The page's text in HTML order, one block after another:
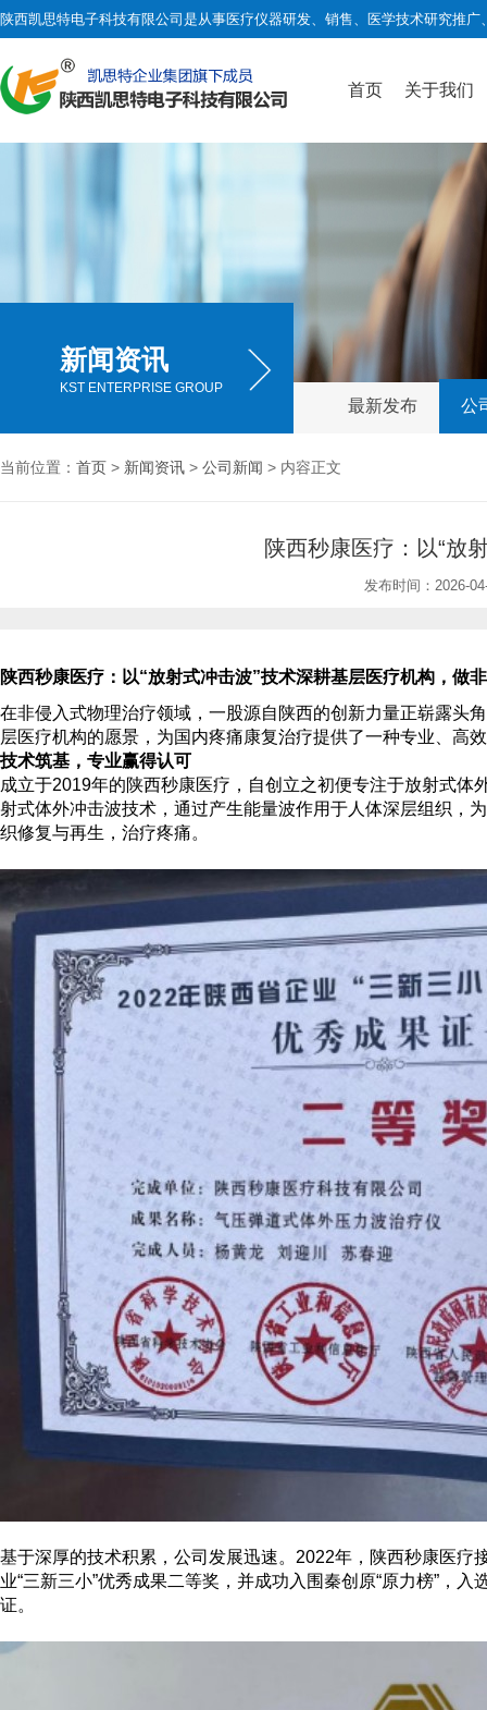
陕西凯思特电子科技有限公司是从事医疗仪器研发、销售、医学技术研究推
首页 关于我们
新闻资讯
KST ENTERPRISE GROUP
最新发布 公
当前位置： 首页 > 新闻资讯 > 公司新闻 > 内容正文
陕西秒康医疗：以“放
发布时间：2026-
陕西秒康医疗 ：以“放射式冲击波”技术深耕基层医疗机构 ，做
在非侵入式物理治疗领域，一股源自陕西的创新力量正崭露头
层医疗机构的愿景，为国内疼痛康复治疗提供了一种专业、高
技术筑基，专业赢得认可
成立于2019年的陕西秒康医疗，自创立之初便专注于放射式体
射式体外冲击波技术，通过产生能量波作用于人体深层组织，
织修复与再生，治疗疼痛。
基于深厚的技术积累，公司发展迅速。 2022年，陕西秒康医疗
业“三新三小”优秀成果二等奖，并成功入围秦创原“原力榜”，入
证。